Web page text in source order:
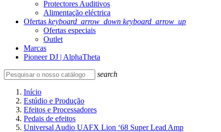
Protectores Auditivos
Alimentação eléctrica
Ofertas keyboard_arrow_down keyboard_arrow_up
Ofertas especiais
Outlet
Marcas
Pioneer DJ | AlphaTheta
search
Início
Estúdio e Produção
Efeitos e Processadores
Pedais de efeitos
Universal Audio UAFX Lion ‘68 Super Lead Amp